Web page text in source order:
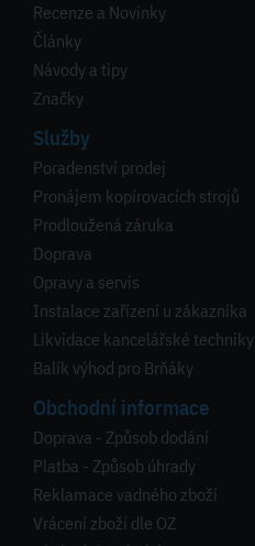
Recenze a Novinky
Články
Návody a tipy
Značky
Služby
Poradenství prodej
Pronájem kopírovacích strojů
Prodloužená záruka
Doprava
Opravy a servis
Instalace zařízení u zákazníka
Likvidace kancelářské techniky
Balík výhod pro Brňáky
Obchodní informace
Doprava - Způsob dodání
Platba - Způsob úhrady
Reklamace vadného zboží
Vrácení zboží dle OZ